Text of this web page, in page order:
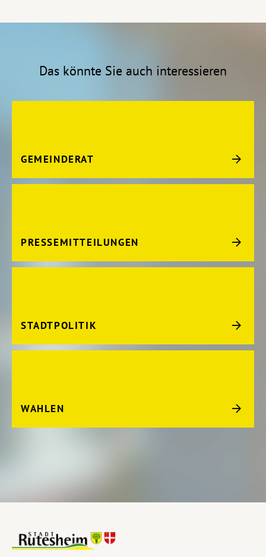
Das könnte Sie auch interessieren
GEMEINDERAT
PRESSEMITTEILUNGEN
STADTPOLITIK
WAHLEN